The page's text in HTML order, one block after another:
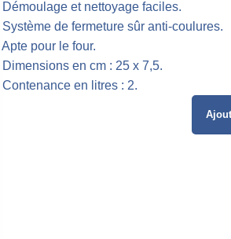
Démoulage et nettoyage faciles.
Système de fermeture sûr anti-coulures.
Apte pour le four.
Dimensions en cm : 25 x 7,5.
Contenance en litres : 2.